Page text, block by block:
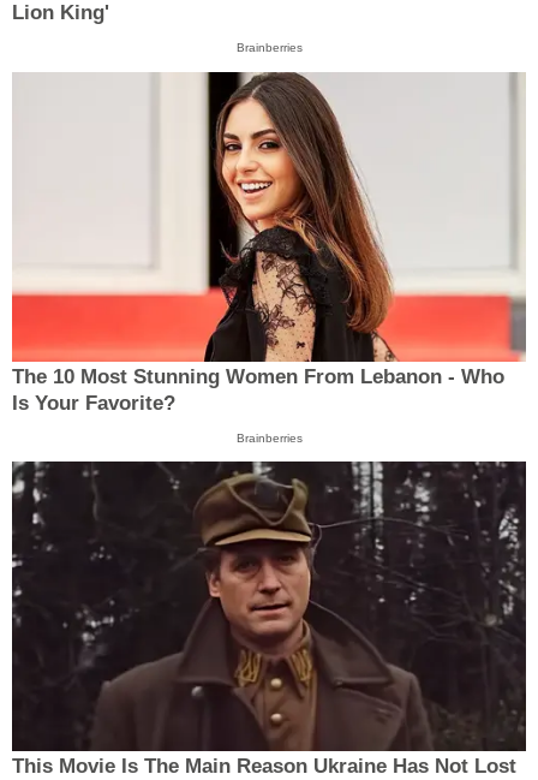
Lion King'
Brainberries
The 10 Most Stunning Women From Lebanon - Who
Is Your Favorite?
Brainberries
This Movie Is The Main Reason Ukraine Has Not Lost